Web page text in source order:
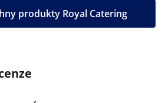
produkty Royal Catering